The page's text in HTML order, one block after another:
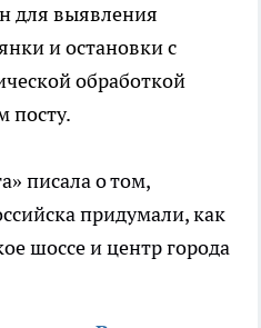
для выявления
и остановки с
обработкой
посту.
писала о том,
придумали, как
шоссе и центр города